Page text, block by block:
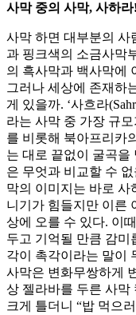
사막 중의 사막, 사하라!
사막 하면 대부분의 사
과 핑크색의 소금사막
의 흑사막과 백사막에
그러나 세상에 존재하
게 있을까. ‘사흐라
라는 사막 중 가장 규
를 비롯해 북아프리카
는 대로 끝없이 굴곡을
은 무엇과 비교할 수
막의 이미지는 바로 사
니기가 힘들지만 이른
상에 오를 수 있다. 이
두고 기억될 만큼 감미
각이 촉각이라는 말이
사막은 변화무쌍하게
상 젤라바를 두른 사막
크게 틀더니 “밥 먹으